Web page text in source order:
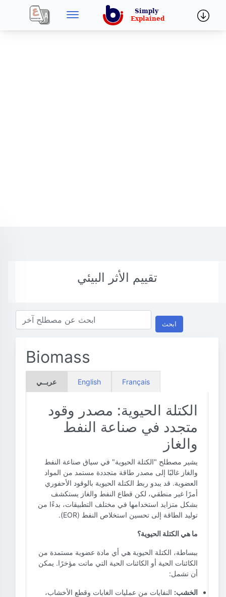
تقييم الأثر البيئي
ابحث
Biomass
عربــي English Français
الكتلة الحيوية: مصدر وقود
متجدد في صناعة النفط
والغاز
يشير مصطلح "الكتلة الحيوية" في سياق صناعة النفط
والغاز غالبًا إلى مصدر طاقة متجددة مستمد من المواد
العضوية. قد يبدو ربط الكتلة الحيوية بالوقود الأحفوري
أمرًا غير منطقي، لكن قطاع النفط والغاز يستكشف
بشكل متزايد استخدامها في مختلف التطبيقات، بدءًا من
توليد الطاقة إلى تحسين استخلاص النفط (EOR).
ما هي الكتلة الحيوية؟
ببساطة، الكتلة الحيوية هي أي مادة عضوية مستمدة من
الكائنات الحية أو الكائنات الحية التي ماتت مؤخرًا. يمكن
أن تشمل:
الخشب: النفايات من عمليات الغابات وقطع الأخشاب،